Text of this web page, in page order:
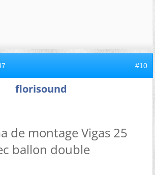
#10
florisound
de montage Vigas 25
ballon double